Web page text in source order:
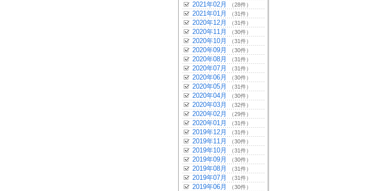
2021年02月 （28件）
2021年01月 （31件）
2020年12月 （31件）
2020年11月 （30件）
2020年10月 （31件）
2020年09月 （30件）
2020年08月 （31件）
2020年07月 （31件）
2020年06月 （30件）
2020年05月 （31件）
2020年04月 （30件）
2020年03月 （32件）
2020年02月 （29件）
2020年01月 （31件）
2019年12月 （31件）
2019年11月 （30件）
2019年10月 （31件）
2019年09月 （30件）
2019年08月 （31件）
2019年07月 （31件）
2019年06月 （30件）